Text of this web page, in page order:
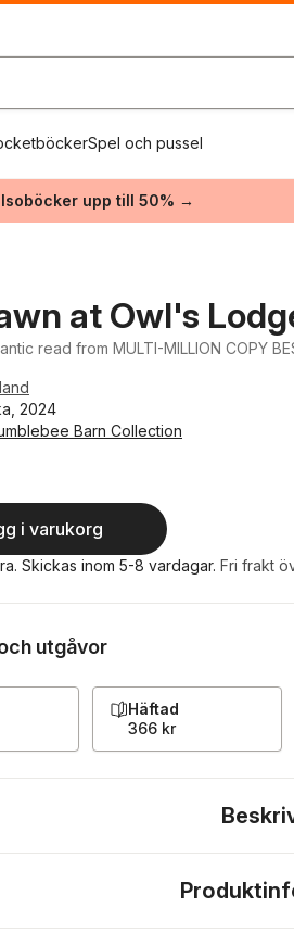
Spel och pussel
upp till 50% →
at Owl's
read from MULTI-MILLION COPY
2024
Barn Collection
i varukorg
Skickas inom 5-8 vardagar. Fri frakt
utgåvor
Häftad
366 kr